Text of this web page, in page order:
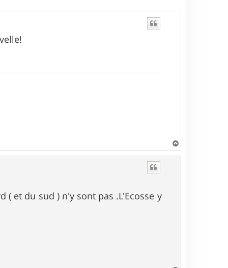
a
et du sud ) n'y sont pas .L'Ecosse y